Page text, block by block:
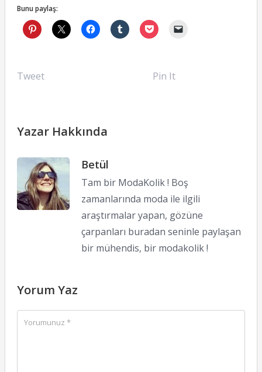
Bunu paylaş:
Tweet Pin It
Yazar Hakkında
Betül
Tam bir ModaKolik ! Boş
zamanlarında moda ile ilgili
araştırmalar yapan, gözüne
çarpanları buradan seninle paylaşan
bir mühendis, bir modakolik !
Yorum Yaz